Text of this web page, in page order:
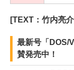
[TEXT：竹内亮
最新号「DOS/
賛発売中！